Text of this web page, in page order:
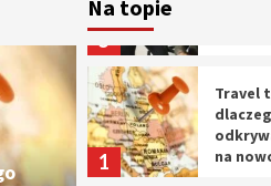
Na topie
5
1
Travel
na